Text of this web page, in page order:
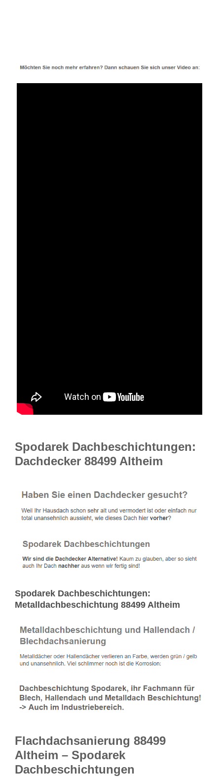
Spodarek Dachbeschichtungen:
Dachdecker 88499 Altheim
Spodarek Dachbeschichtungen:
Metalldachbeschichtung 88499 Altheim
Flachdachsanierung 88499
Altheim – Spodarek
Dachbeschichtungen